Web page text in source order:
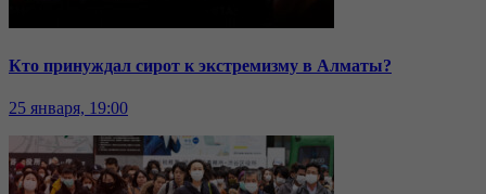
Кто принуждал сирот к экстремизму в Алматы?
25 января, 19:00